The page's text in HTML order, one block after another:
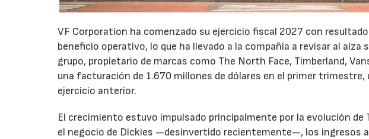
VF Corporation ha comenzado su ejercicio fiscal 2027 con
beneficio operativo, lo que ha llevado a la compañía a revisar al alza
grupo, propietario de marcas como The North Face, Timberland,
una facturación de 1.670 millones de dólares en el primer trimestre,
ejercicio anterior.
El crecimiento estuvo impulsado principalmente por la evolución
el negocio de Dickies —desinvertido recientemente—, los ingresos